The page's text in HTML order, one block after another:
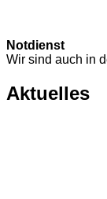
Notdienst
Wir sind auch in
Aktuelles